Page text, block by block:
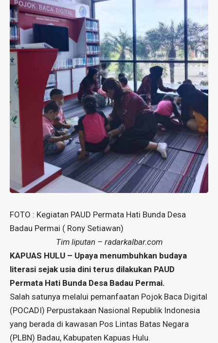
FOTO : Kegiatan PAUD Permata Hati Bunda Desa
Badau Permai ( Rony Setiawan)
Tim liputan – radarkalbar.com
KAPUAS HULU – Upaya menumbuhkan budaya
literasi sejak usia dini terus dilakukan PAUD
Permata Hati Bunda Desa Badau Permai.
Salah satunya melalui pemanfaatan Pojok Baca Digital
(POCADI) Perpustakaan Nasional Republik Indonesia
yang berada di kawasan Pos Lintas Batas Negara
(PLBN) Badau, Kabupaten Kapuas Hulu.